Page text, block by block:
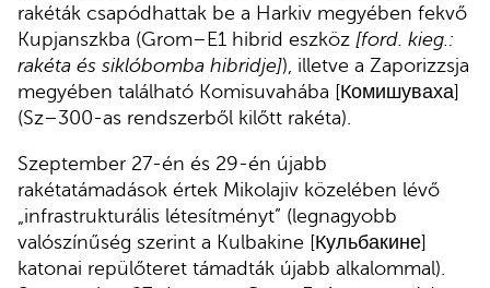
rakéták csapódhattak be a Harkiv megyében fekvő
Kupjanszkba (Grom–E1 hibrid eszköz [ford. kieg.:
rakéta és siklóbomba hibridje]), illetve a Zaporizzsja
megyében található Komisuvahába [Комишуваха]
(Sz–300-as rendszerből kilőtt rakéta).
Szeptember 27-én és 29-én újabb
rakétatámadások értek Mikolajiv közelében lévő
„infrastrukturális létesítményt” (legnagyobb
valószínűség szerint a Kulbakine [Кульбакине]
katonai repülőteret támadták újabb alkalommal).